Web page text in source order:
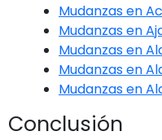
Mudanzas en
Mudanzas en
Mudanzas en
Mudanzas en
Mudanzas en
Conclusión